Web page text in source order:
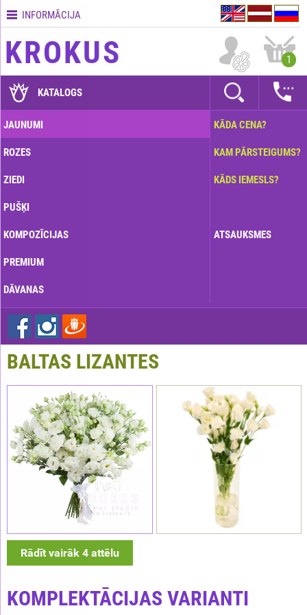
Kontakti
Piegādes
GARANTIJAS
Kā
apmaksāt?
Kā
pasūtījumu?
INFORMĀCIJA
KROKUS 1
KATALOGS
JAUNUMI
ROZES
ZIEDI
PUŠĶI
KOMPOZĪCIJAS
PREMIUM
DĀVANAS
KĀDA CENA?
KAM PĀRSTEIGUMS?
KĀDS IEMESLS?
ATSAUKSMES
BALTAS LIZANTES
Rādīt vairāk 4 attēlu
KOMPLEKTĀCIJAS VARIANTI